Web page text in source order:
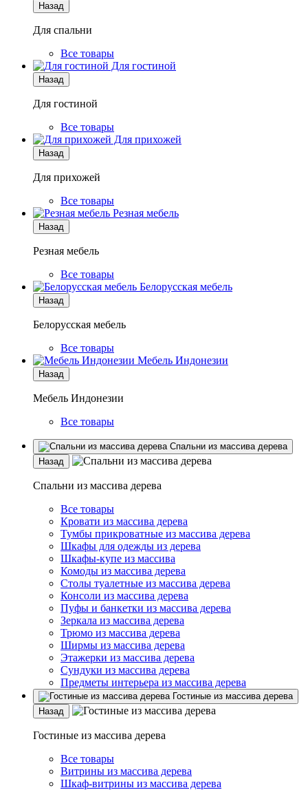
Назад
Для спальни
Все товары
Для гостиной
Назад
Для гостиной
Все товары
Для прихожей
Назад
Для прихожей
Все товары
Резная мебель
Назад
Резная мебель
Все товары
Белорусская мебель
Назад
Белорусская мебель
Все товары
Мебель Индонезии
Назад
Мебель Индонезии
Все товары
Спальни из массива дерева
Назад
Спальни из массива дерева
Все товары
Кровати из массива дерева
Тумбы прикроватные из массива дерева
Шкафы для одежды из дерева
Шкафы-купе из массива
Комоды из массива дерева
Столы туалетные из массива дерева
Консоли из массива дерева
Пуфы и банкетки из массива дерева
Зеркала из массива дерева
Трюмо из массива дерева
Ширмы из массива дерева
Этажерки из массива дерева
Сундуки из массива дерева
Предметы интерьера из массива дерева
Гостиные из массива дерева
Назад
Гостиные из массива дерева
Все товары
Витрины из массива дерева
Шкаф-витрины из массива дерева